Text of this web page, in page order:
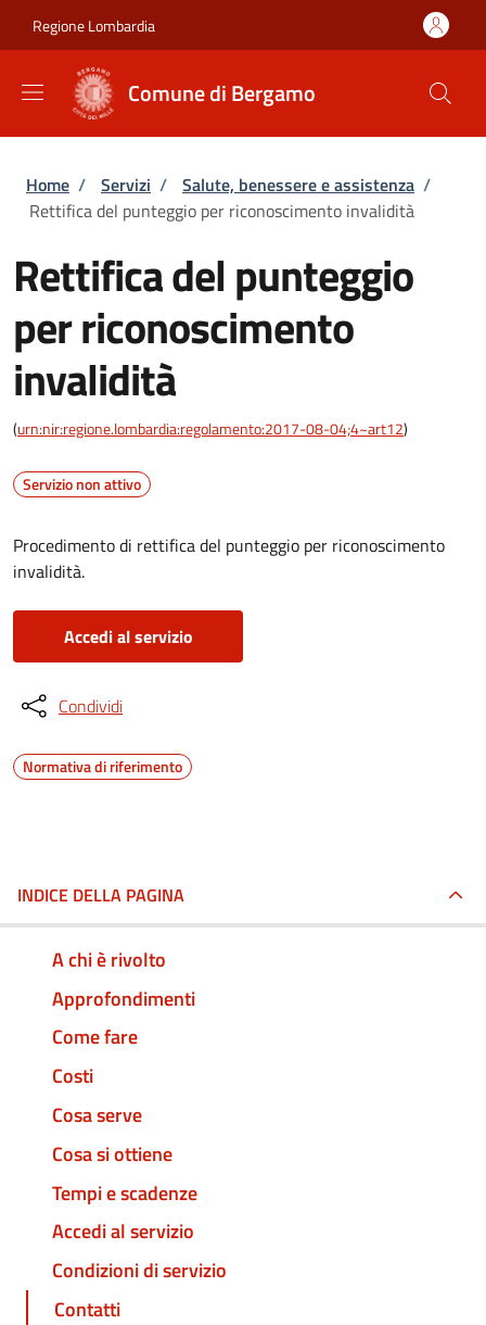
Regione Lombardia
Comune di Bergamo
Briciole di pane
Home / Servizi / Salute, benessere e assistenza /
Rettifica del punteggio per riconoscimento invalidità
Rettifica del punteggio
per riconoscimento
invalidità
(urn:nir:regione.lombardia:regolamento:2017-08-04;4~art12)
Servizio non attivo
Procedimento di rettifica del punteggio per riconoscimento
invalidità.
Accedi al servizio
Condividi
Normativa di riferimento
INDICE DELLA PAGINA
A chi è rivolto
Approfondimenti
Come fare
Costi
Cosa serve
Cosa si ottiene
Tempi e scadenze
Accedi al servizio
Condizioni di servizio
Contatti